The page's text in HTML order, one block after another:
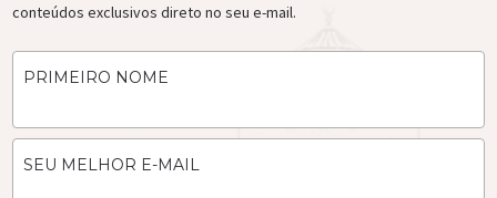
conteúdos exclusivos direto no seu e-mail.
PRIMEIRO NOME
SEU MELHOR E-MAIL